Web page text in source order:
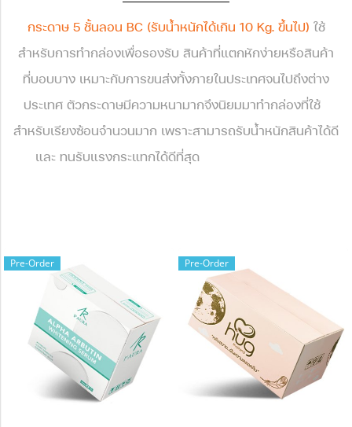
กระดาษ 5 ชั้นลอน BC (รับน้ำหนักได้เกิน 10 Kg. ขึ้นไป) ใช้
สำหรับการทำกล่องเพื่อรองรับ สินค้าที่แตกหักง่ายหรือสินค้า
ที่บอบบาง เหมาะกับการขนส่งทั้งภายในประเทศจนไปถึงต่าง
ประเทศ ตัวกระดาษมีความหนามากจึงนิยมมาทำกล่องที่ใช้
สำหรับเรียงซ้อนจำนวนมาก เพราะสามารถรับน้ำหนักสินค้าได้ดี
และ ทนรับแรงกระแทกได้ดีที่สุด
Pre-Order Pre-Order